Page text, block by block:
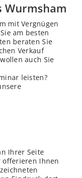
Wurmsham
mit Vergnügen
am besten
beraten Sie
Verkauf
auch Sie
leisten?
Ihrer Seite
offerieren Ihnen